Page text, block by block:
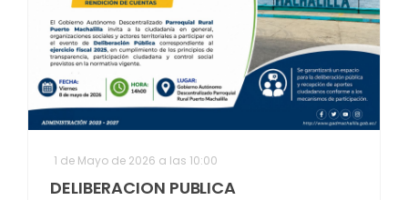
1 de Mayo de 2026 a las 10:00
DELIBERACION PUBLICA